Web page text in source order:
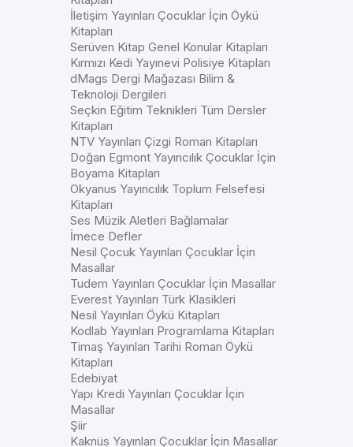
İletişim Yayınları Çocuklar İçin Öykü
Kitapları
Serüven Kitap Genel Konular Kitapları
Kırmızı Kedi Yayınevi Polisiye Kitapları
dMags Dergi Mağazası Bilim &
Teknoloji Dergileri
Seçkin Eğitim Teknikleri Tüm Dersler
Kitapları
NTV Yayınları Çizgi Roman Kitapları
Doğan Egmont Yayıncılık Çocuklar İçin
Boyama Kitapları
Okyanus Yayıncılık Toplum Felsefesi
Kitapları
Ses Müzik Aletleri Bağlamalar
İmece Defler
Nesil Çocuk Yayınları Çocuklar İçin
Masallar
Tudem Yayınları Çocuklar İçin Masallar
Everest Yayınları Türk Klasikleri
Nesil Yayınları Öykü Kitapları
Kodlab Yayınları Programlama Kitapları
Timaş Yayınları Tarihi Roman Öykü
Kitapları
Edebiyat
Yapı Kredi Yayınları Çocuklar İçin
Masallar
Şiir
Kaknüs Yayınları Çocuklar İçin Masallar